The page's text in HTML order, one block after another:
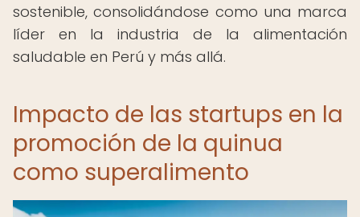
sostenible, consolidándose como una marca
líder en la industria de la alimentación
saludable en Perú y más allá.
Impacto de las startups en la
promoción de la quinua
como superalimento